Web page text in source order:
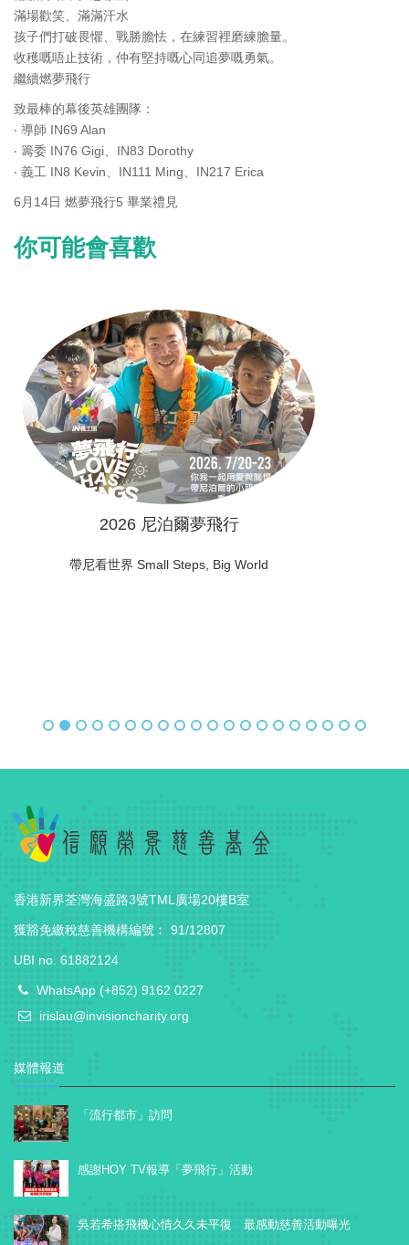
滿場歡笑、滿滿汗水
孩子們打破畏懼、戰勝膽怯，在練習裡磨練膽量。
收穫嘅唔止技術，仲有堅持嘅心同追夢嘅勇氣。
繼續燃夢飛行
致最棒的幕後英雄團隊：
‧ 導師 IN69 Alan
‧ 籌委 IN76 Gigi、IN83 Dorothy
‧ 義工 IN8 Kevin、IN111 Ming、IN217 Erica
6月14日 燃夢飛行5 畢業禮見
你可能會喜歡
2026 尼泊爾夢飛行
帶尼看世界 Small Steps, Big World
香港新界荃灣海盛路3號TML廣場20樓B室
獲豁免繳稅慈善機構編號︰ 91/12807
UBI no. 61882124
WhatsApp (+852) 9162 0227
irislau@invisioncharity.org
媒體報道
「流行都市」訪問
感謝HOY TV報導「夢飛行」活動
吳若希搭飛機心情久久未平復 最感動慈善活動曝光